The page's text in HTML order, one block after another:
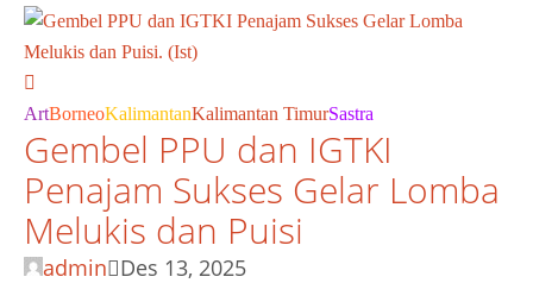
ArtBorneoKalimantanKalimantan TimurSastra
Gembel PPU dan IGTKI
Penajam Sukses Gelar Lomba
Melukis dan Puisi
admin Des 13, 2025